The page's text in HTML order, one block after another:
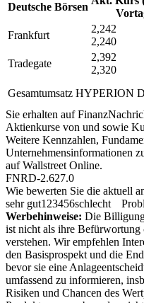
Deutsche Börsen
Frankfurt
2,242
2,240
Tradegate
2,392
2,320
Gesamtumsatz HYPERION
Sie erhalten auf
Aktienkurse von und sowie
Weitere Kennzahlen,
Unternehmensinformationen
aufWallstreet Online.
FNRD-2.627.0
Wie bewerten Sie die aktuell
sehr gut1 23456schlecht
Werbehinweise: Die
ist nicht als ihre Befürwortung
verstehen. Wir empfehlen
den Basisprospekt und die
bevor sie eine
umfassend zu informieren,
Risiken und Chancen des